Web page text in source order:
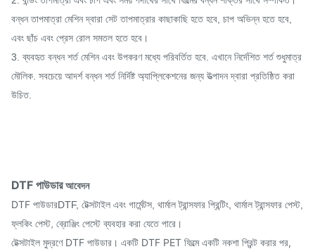
বন্ধন তাপমাত্রা মেশিন দ্বারা সেট তাপমাত্রার কাছাকাছি হতে হবে, চাপ অভিন্ন হতে হবে,
এবং ছাঁচ এবং প্রেস রোল সমতল হতে হবে।
3. ব্যবহৃত বন্ধন শর্ত মেশিন এবং উপকরণ মধ্যে পরিবর্তিত হবে. এখানে নির্দেশিত শর্ত শুধুমাত্র
মৌলিক. সবচেয়ে আদর্শ বন্ধন শর্ত নির্দিষ্ট অ্যাপ্লিকেশনের জন্য উত্পাদন দ্বারা প্রতিষ্ঠিত করা
উচিত.
DTF পাউডার আবেদন
DTF পাউডারDTF, টেক্সটাইল এবং গার্মেন্টস, থার্মাল ট্রান্সফার প্রিন্টিং, থার্মাল ট্রান্সফার পেস্ট,
ফ্লকিং পেস্ট, ব্রোঞ্জিং পেস্টে ব্যবহার করা যেতে পারে।
টেক্সটাইল মুদ্রণে DTF পাউডার। একটি DTF PET ফিল্মে একটি নকশা প্রিন্ট করার পর,